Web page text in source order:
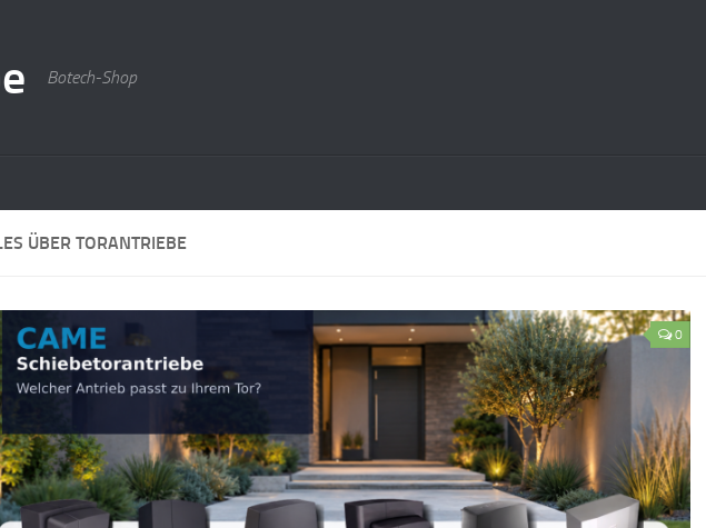
Botech-Shop
ÜBER TORANTRIEBE
0